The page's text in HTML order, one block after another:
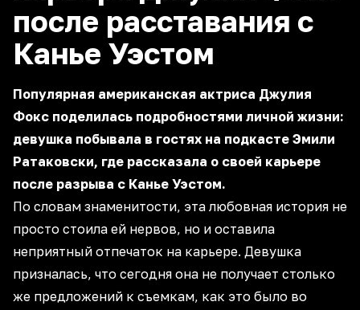
после расставания с
Канье Уэстом
Популярная американская актриса Джулия
Фокс поделилась подробностями личной жизни:
девушка побывала в гостях на подкасте Эмили
Ратаковски, где рассказала о своей карьере
после разрыва с Канье Уэстом.
По словам знаменитости, эта любовная история не
просто стоила ей нервов, но и оставила
неприятный отпечаток на карьере. Девушка
призналась, что сегодня она не получает столько
же предложений к съемкам, как это было во